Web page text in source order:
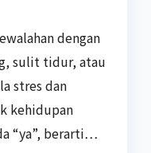
dengan
sulit tidur, atau
stres dan
kehidupan
“ya”, berarti…